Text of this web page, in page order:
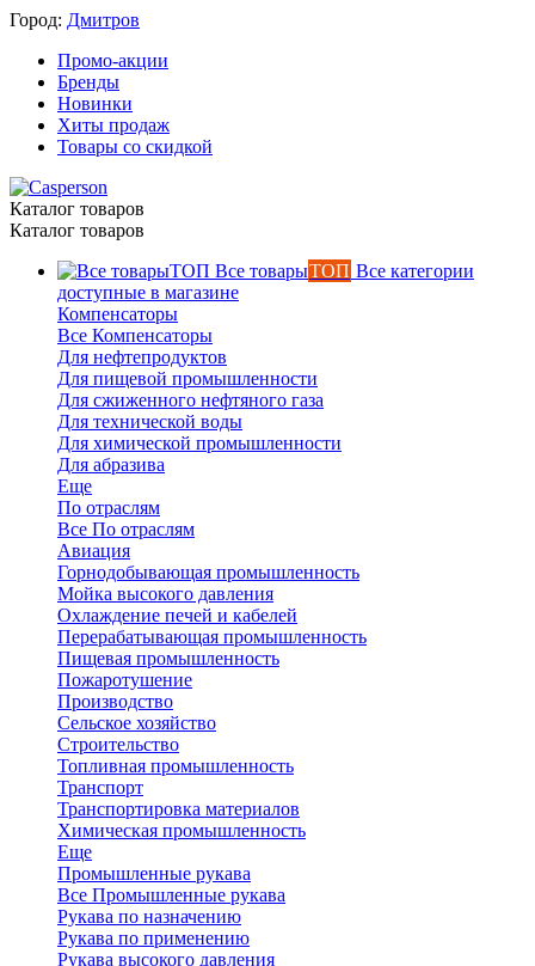
Город: Дмитров
Промо-акции
Бренды
Новинки
Хиты продаж
Товары со скидкой
Каталог товаров
Каталог товаров
Все товарыТОП Все категории
доступные в магазине
Компенсаторы
Все Компенсаторы
Для нефтепродуктов
Для пищевой промышленности
Для сжиженного нефтяного газа
Для технической воды
Для химической промышленности
Для абразива
Еще
По отраслям
Все По отраслям
Авиация
Горнодобывающая промышленность
Мойка высокого давления
Охлаждение печей и кабелей
Перерабатывающая промышленность
Пищевая промышленность
Пожаротушение
Производство
Сельское хозяйство
Строительство
Топливная промышленность
Транспорт
Транспортировка материалов
Химическая промышленность
Еще
Промышленные рукава
Все Промышленные рукава
Рукава по назначению
Рукава по применению
Рукава высокого давления